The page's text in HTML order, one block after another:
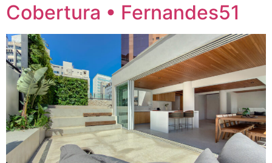
Cobertura • Fernandes51